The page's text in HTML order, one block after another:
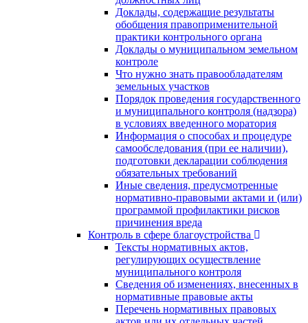
Доклады, содержащие результаты
обобщения правоприменительной
практики контрольного органа
Доклады о муниципальном земельном
контроле
Что нужно знать правообладателям
земельных участков
Порядок проведения государственного
и муниципального контроля (надзора)
в условиях введенного моратория
Информация о способах и процедуре
самообследования (при ее наличии),
подготовки декларации соблюдения
обязательных требований
Иные сведения, предусмотренные
нормативно-правовыми актами и (или)
программой профилактики рисков
причинения вреда
Контроль в сфере благоустройства
Тексты нормативных актов,
регулирующих осуществление
муниципального контроля
Сведения об изменениях, внесенных в
нормативные правовые акты
Перечень нормативных правовых